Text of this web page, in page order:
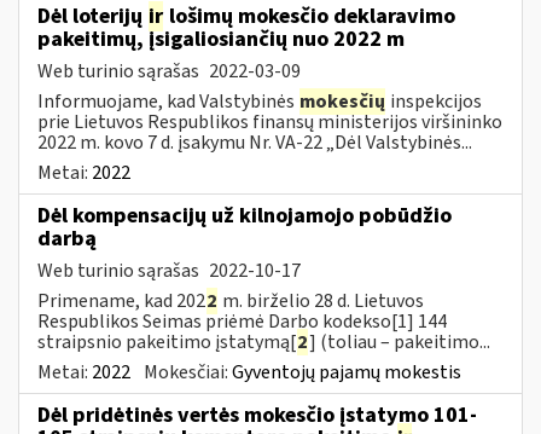
Dėl loterijų ir lošimų mokesčio deklaravimo
pakeitimų, įsigaliosiančių nuo 2022 m
Web turinio sąrašas 2022-03-09
Informuojame, kad Valstybinės mokesčių inspekcijos
prie Lietuvos Respublikos finansų ministerijos viršininko
2022 m. kovo 7 d. įsakymu Nr. VA-22 „Dėl Valstybinės...
Metai: 2022
Dėl kompensacijų už kilnojamojo pobūdžio
darbą
Web turinio sąrašas 2022-10-17
Primename, kad 2022 m. birželio 28 d. Lietuvos
Respublikos Seimas priėmė Darbo kodekso[1] 144
straipsnio pakeitimo įstatymą[2] (toliau – pakeitimo...
Metai: 2022 Mokesčiai:Gyventojų pajamų mokestis
Dėl pridėtinės vertės mokesčio įstatymo 101-